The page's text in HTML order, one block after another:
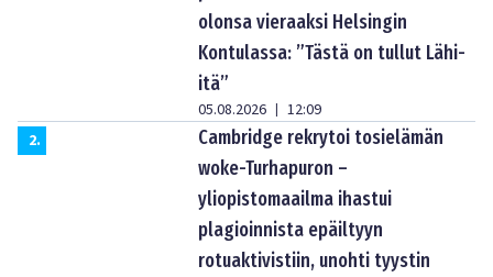
olonsa vieraaksi Helsingin
Kontulassa: ”Tästä on tullut Lähi-
itä”
05.08.2026 | 12:09
2.
Cambridge rekrytoi tosielämän
woke-Turhapuron –
yliopistomaailma ihastui
plagioinnista epäiltyyn
rotuaktivistiin, unohti tyystin